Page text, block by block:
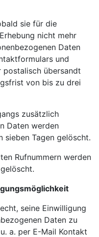
sie für die
nicht mehr
Daten
und
postalisch übersandt
von bis zu drei
zusätzlich
Daten werden
sieben Tagen gelöscht.
Rufnummern werden
seine Einwilligung
Daten zu
a. per E-Mail Kontakt